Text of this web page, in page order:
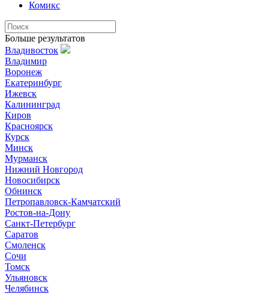
Комикс
Больше результатов
Владивосток
Владимир
Воронеж
Екатеринбург
Ижевск
Калининград
Киров
Красноярск
Курск
Минск
Мурманск
Нижний Новгород
Новосибирск
Обнинск
Петропавловск-Камчатский
Ростов-на-Дону
Санкт-Петербург
Саратов
Смоленск
Сочи
Томск
Ульяновск
Челябинск